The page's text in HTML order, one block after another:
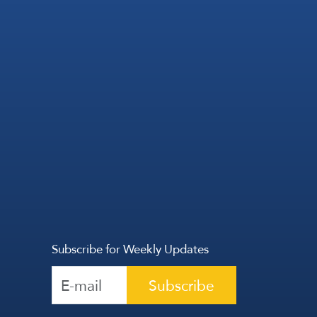
Subscribe for Weekly Updates
Subscribe